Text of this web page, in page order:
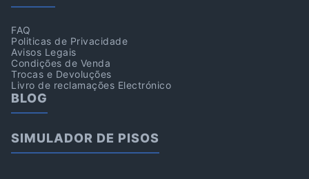
FAQ
Politicas de Privacidade
Avisos Legais
Condições de Venda
Trocas e Devoluções
Livro de reclamações Electrónico
BLOG
SIMULADOR DE PISOS